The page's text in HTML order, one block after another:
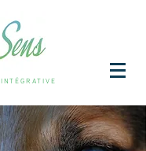
INTÉGRATIVE